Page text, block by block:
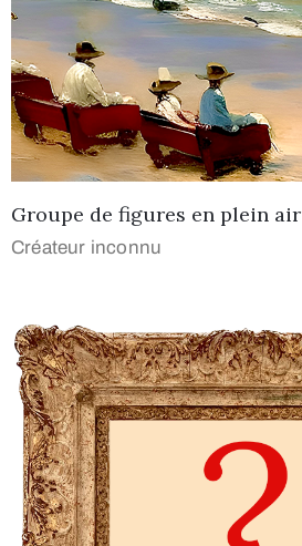
Groupe de figures en plein air
Créateur inconnu